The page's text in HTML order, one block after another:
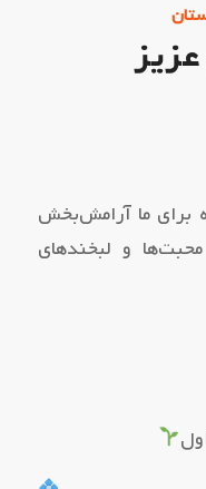
برای ما آرامش‌بخش
و لبخندهای